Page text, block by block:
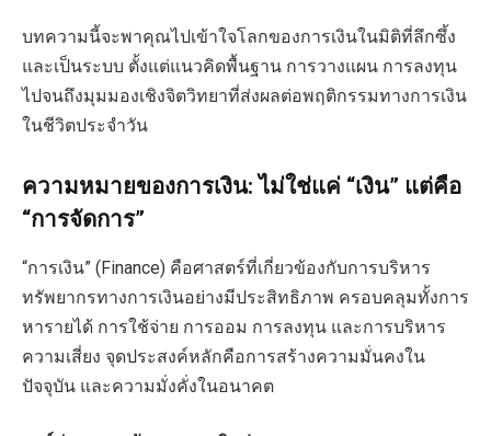
บทความนี้จะพาคุณไปเข้าใจโลกของการเงินในมิติที่ลึกซึ้ง
และเป็นระบบ ตั้งแต่แนวคิดพื้นฐาน การวางแผน การลงทุน
ไปจนถึงมุมมองเชิงจิตวิทยาที่ส่งผลต่อพฤติกรรมทางการเงิน
ในชีวิตประจำวัน
ความหมายของการเงิน: ไม่ใช่แค่ “เงิน” แต่คือ
“การจัดการ”
“การเงิน” (Finance) คือศาสตร์ที่เกี่ยวข้องกับการบริหาร
ทรัพยากรทางการเงินอย่างมีประสิทธิภาพ ครอบคลุมทั้งการ
หารายได้ การใช้จ่าย การออม การลงทุน และการบริหาร
ความเสี่ยง จุดประสงค์หลักคือการสร้างความมั่นคงใน
ปัจจุบัน และความมั่งคั่งในอนาคต